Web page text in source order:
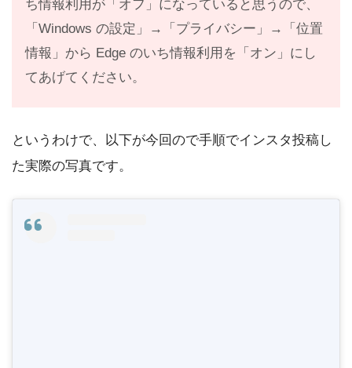
ち情報利用が「オフ」になっていると思うので、
「Windows の設定」→「プライバシー」→「位置
情報」から Edge のいち情報利用を「オン」にし
てあげてください。
というわけで、以下が今回ので手順でインスタ投稿し
た実際の写真です。